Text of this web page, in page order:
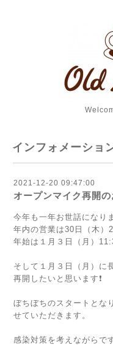
インフォメーショ
2021-12-20 09:47:00
オープンマイク再開
今年も一年お世話になり
年内の営業は30日（木）
年始は１月３日（月）
そして１月３日（月）に
再開したいと思います❗️
ぼちぼちのスタートとな
せていただきます。
感染対策を考えながらで